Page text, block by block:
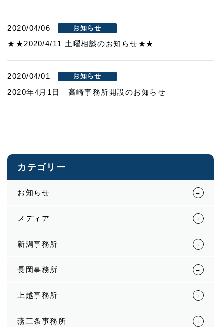
2020/04/06 お知らせ
★★2020/4/11 土曜相談のお知らせ★★
2020/04/01 お知らせ
2020年4月1日 高崎事務所開設のお知らせ
カテゴリー
お知らせ
メディア
新潟事務所
長岡事務所
上越事務所
燕三条事務所